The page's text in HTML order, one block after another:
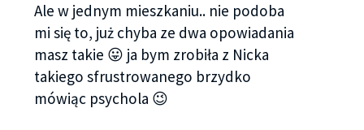
– Przepraszam za Nicka, on zawsze taki jest –
wyjaśnił cicho.
– Nic się nie stało – natychmiast przyszłam mu z
pomocą.
Ale w jednym mieszkaniu.. nie podoba
mi się to, już chyba ze dwa opowiadania
masz takie 😛 ja bym zrobiła z Nicka
takiego sfrustrowanego brzydko
mówiąc psychola 😉